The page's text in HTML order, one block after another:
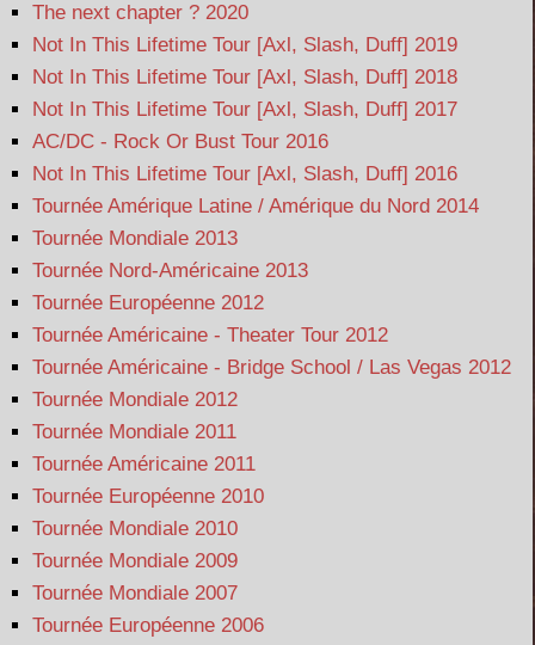
The next chapter ? 2020
Not In This Lifetime Tour [Axl, Slash, Duff] 2019
Not In This Lifetime Tour [Axl, Slash, Duff] 2018
Not In This Lifetime Tour [Axl, Slash, Duff] 2017
AC/DC - Rock Or Bust Tour 2016
Not In This Lifetime Tour [Axl, Slash, Duff] 2016
Tournée Amérique Latine / Amérique du Nord 2014
Tournée Mondiale 2013
Tournée Nord-Américaine 2013
Tournée Européenne 2012
Tournée Américaine - Theater Tour 2012
Tournée Américaine - Bridge School / Las Vegas 2012
Tournée Mondiale 2012
Tournée Mondiale 2011
Tournée Américaine 2011
Tournée Européenne 2010
Tournée Mondiale 2010
Tournée Mondiale 2009
Tournée Mondiale 2007
Tournée Européenne 2006